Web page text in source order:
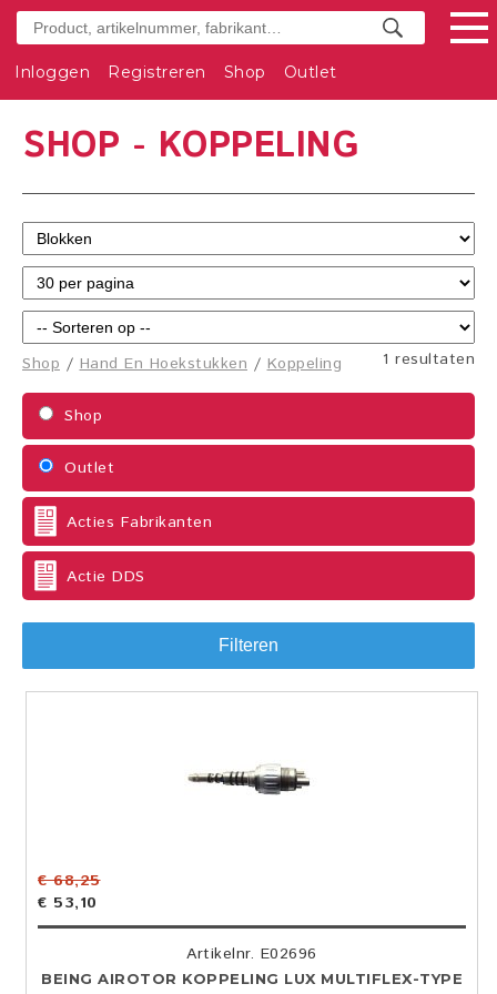
Inloggen Registreren Shop Outlet
SHOP - KOPPELING
1 resultaten
Shop /Hand En Hoekstukken /Koppeling
Shop
Outlet
Acties Fabrikanten
Actie DDS
Filteren
€ 68,25
€ 53,10
Artikelnr. E02696
BEING AIROTOR KOPPELING LUX MULTIFLEX-TYPE